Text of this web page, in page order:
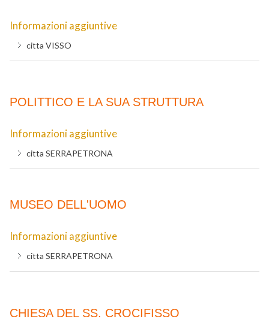
Informazioni aggiuntive
citta VISSO
POLITTICO E LA SUA STRUTTURA
Informazioni aggiuntive
citta SERRAPETRONA
MUSEO DELL'UOMO
Informazioni aggiuntive
citta SERRAPETRONA
CHIESA DEL SS. CROCIFISSO